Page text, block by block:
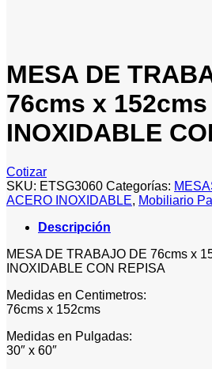
MESA DE
76cms x 152cms
INOXIDABLE
Cotizar
SKU: ETSG3060 Categorías:
ACERO INOXIDABLE, Mobiliario
Descripción
MESA DE TRABAJO DE 76cms x
INOXIDABLE CON REPISA
Medidas en Centimetros:
76cms x 152cms
Medidas en Pulgadas:
30″ x 60″